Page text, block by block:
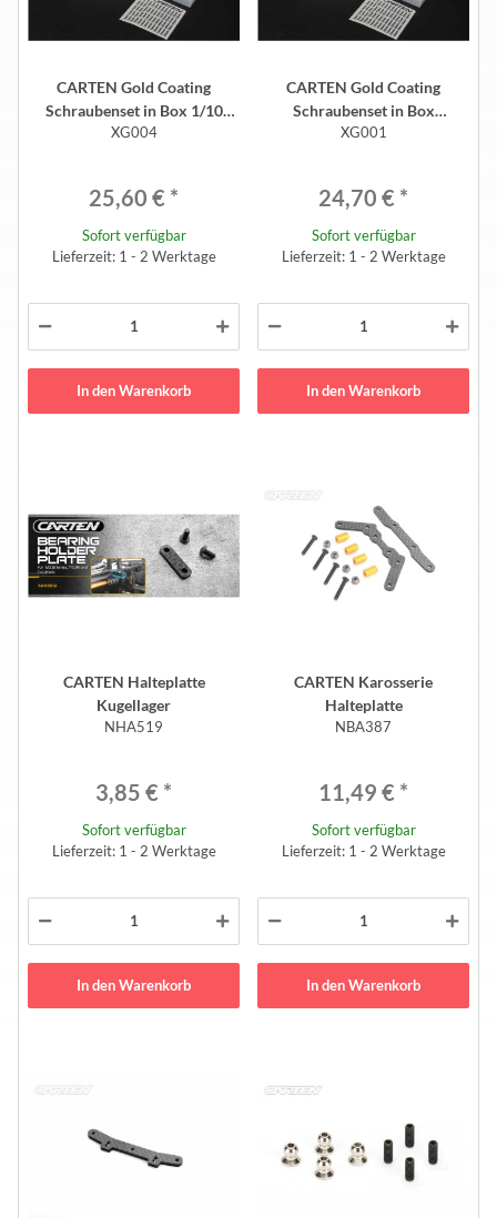
CARTEN Gold Coating
Schraubenset in Box 1/10
(230)
XG004
25,60 € *
Sofort verfügbar
Lieferzeit: 1 - 2 Werktage
In den Warenkorb
CARTEN Gold Coating
Schraubenset in Box
T410/M210 (160)
XG001
24,70 € *
Sofort verfügbar
Lieferzeit: 1 - 2 Werktage
In den Warenkorb
CARTEN Halteplatte
Kugellager
NHA519
3,85 € *
Sofort verfügbar
Lieferzeit: 1 - 2 Werktage
In den Warenkorb
CARTEN Karosserie
Halteplatte
NBA387
11,49 € *
Sofort verfügbar
Lieferzeit: 1 - 2 Werktage
In den Warenkorb